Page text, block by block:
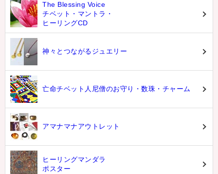
The Blessing Voice
チベット・マントラ・
ヒーリングCD
神々とつながるジュエリー
亡命チベット人尼僧のお守り・数珠・チャーム
アマナマナアウトレット
ヒーリングマンダラ
ポスター